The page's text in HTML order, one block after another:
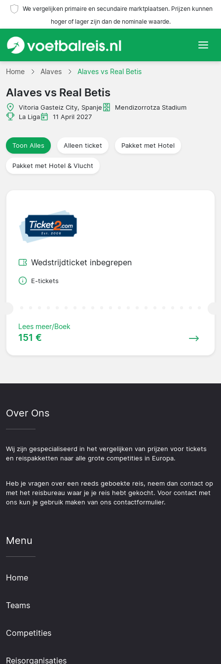
We vergelijken primaire en secundaire marktplaatsen. Prijzen kunnen
hoger of lager zijn dan de nominale waarde.
Home
Teams
Competities
Reisorganisaties
Home Alaves Alaves vs Real Betis
Alaves vs Real Betis
Vitoria Gasteiz City, Spanje
Mendizorrotza Stadium
La Liga
11 April 2027
Toon Alles Alleen ticket Pakket met Hotel
Pakket met Hotel & Vlucht
Wedstrijdticket inbegrepen
E-tickets
Lees meer/Boek
151 €
Over Ons
Wij zijn gespecialiseerd in het vergelijken van prijzen voor tickets
en reispakketten naar alle grote competities in Europa.
Heb je vragen over een reeds geboekte reis, neem dan contact op
met het reisbureau waar je je reis hebt gekocht. Voor contact met
ons kun je gebruik maken van ons contactformulier.
Menu
Home
Teams
Competities
Reisorganisaties